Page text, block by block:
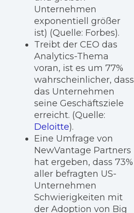
Unternehmen
exponentiell größer
ist) (Quelle: Forbes).
Treibt der CEO das
Analytics-Thema
voran, ist es um 77%
wahrscheinlicher, dass
das Unternehmen
seine Geschäftsziele
erreicht. (Quelle:
Deloitte).
Eine Umfrage von
NewVantage Partners
hat ergeben, dass 73%
aller befragten US-
Unternehmen
Schwierigkeiten mit
der Adoption von Big